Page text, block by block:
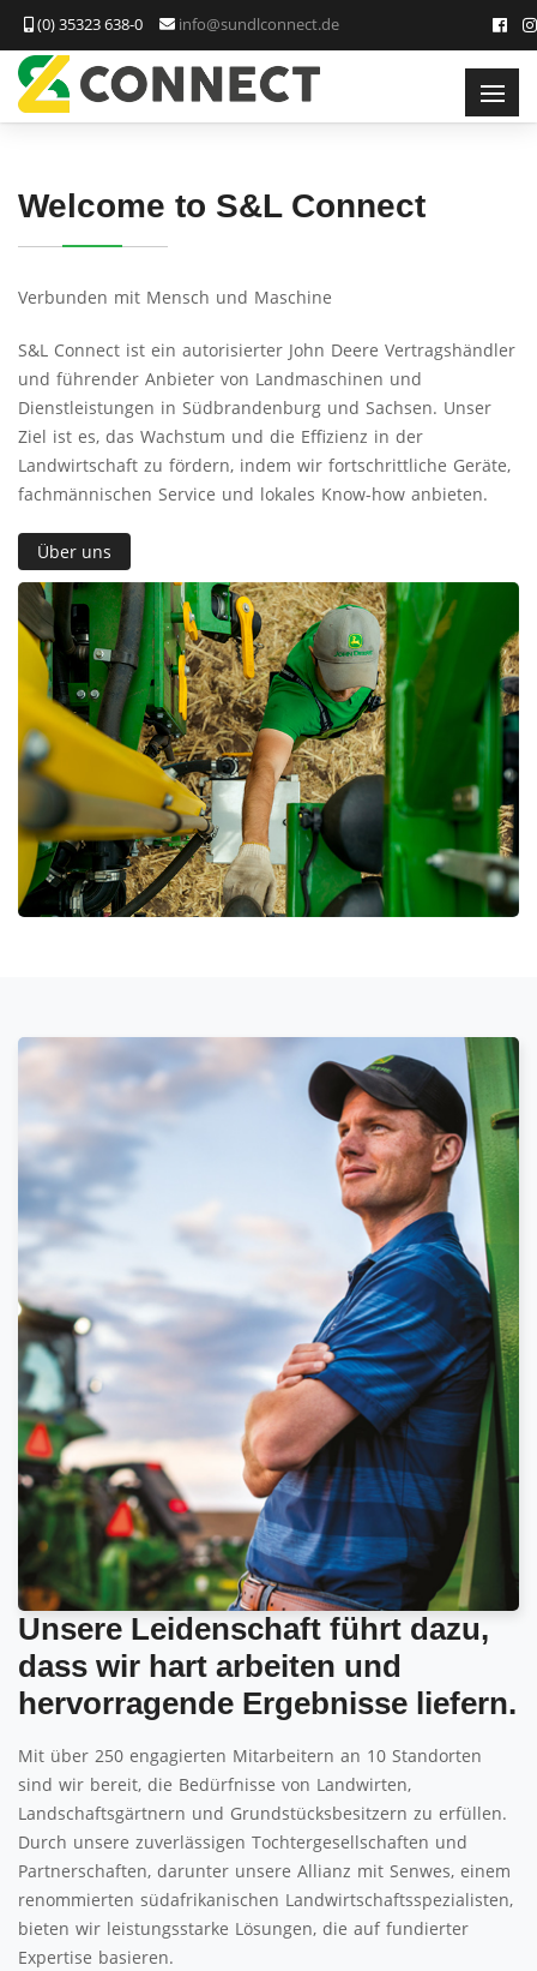
(0) 35323 638-0 info@sundlconnect.de
Welcome to S&L Connect
Verbunden mit Mensch und Maschine
S&L Connect ist ein autorisierter John Deere Vertragshändler
und führender Anbieter von Landmaschinen und
Dienstleistungen in Südbrandenburg und Sachsen. Unser
Ziel ist es, das Wachstum und die Effizienz in der
Landwirtschaft zu fördern, indem wir fortschrittliche Geräte,
fachmännischen Service und lokales Know-how anbieten.
Über uns
Unsere Leidenschaft führt dazu,
dass wir hart arbeiten und
hervorragende Ergebnisse liefern.
Mit über 250 engagierten Mitarbeitern an 10 Standorten
sind wir bereit, die Bedürfnisse von Landwirten,
Landschaftsgärtnern und Grundstücksbesitzern zu erfüllen.
Durch unsere zuverlässigen Tochtergesellschaften und
Partnerschaften, darunter unsere Allianz mit Senwes, einem
renommierten südafrikanischen Landwirtschaftsspezialisten,
bieten wir leistungsstarke Lösungen, die auf fundierter
Expertise basieren.